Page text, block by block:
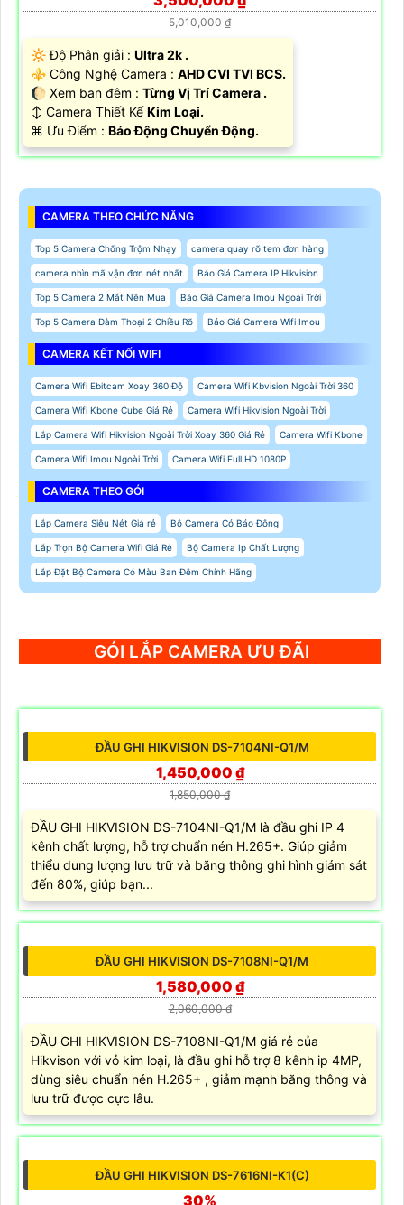
3,500,000 ₫
5,010,000 ₫
🔆 Độ Phân giải :Ultra 2k .
⚜️ Công Nghệ Camera :AHD CVI TVI BCS.
🌔 Xem ban đêm :Từng Vị Trí Camera .
↕️ Camera Thiết KếKim Loại.
CAMERA THEO CHỨC NĂNG
Top 5 Camera Chống Trộm Nhạy camera quay rõ tem đơn hàng
camera nhìn mã vận đơn nét nhất Báo Giá Camera IP Hikvision
Top 5 Camera 2 Mắt Nên Mua Báo Giá Camera Imou Ngoài Trời
Top 5 Camera Đàm Thoại 2 Chiều Rõ Báo Giá Camera Wifi Imou
CAMERA KẾT NỐI WIFI
Camera Wifi Ebitcam Xoay 360 Độ Camera Wifi Kbvision Ngoài Trời 360
Lắp Camera Wifi Hikvision Ngoài Trời Xoay 360 Giá Rẻ Camera Wifi Kbone
Camera Wifi Imou Ngoài Trời Camera Wifi Full HD 1080P
Lắp Camera Siêu Nét Giá rẻ Bộ Camera Có Báo Đông
Lắp Trọn Bộ Camera Wifi Giá Rẻ Bộ Camera Ip Chất Lượng
Lắp Đặt Bộ Camera Có Màu Ban Đêm Chính Hãng
GÓI LẮP CAMERA ƯU ĐÃI